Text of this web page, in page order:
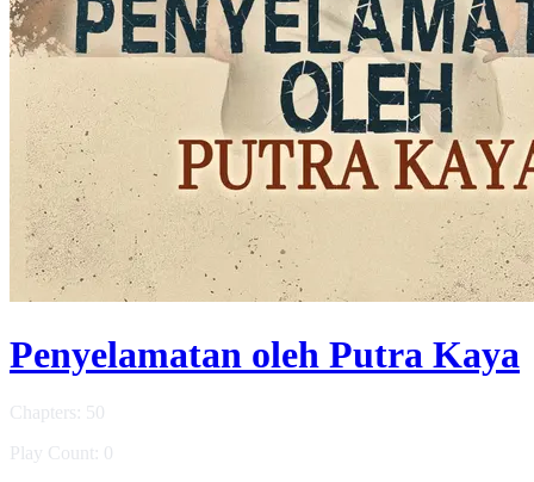
Penyelamatan oleh Putra Kaya
Chapters: 50
Play Count: 0